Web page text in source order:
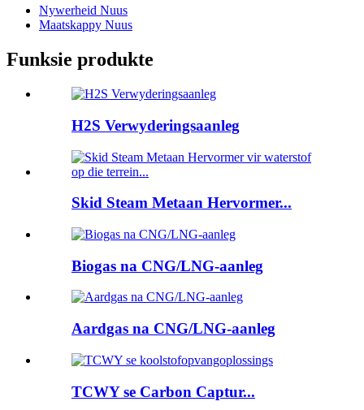
Nywerheid Nuus
Maatskappy Nuus
Funksie produkte
H2S Verwyderingsaanleg
Skid Steam Metaan Hervormer...
Biogas na CNG/LNG-aanleg
Aardgas na CNG/LNG-aanleg
TCWY se Carbon Captur...